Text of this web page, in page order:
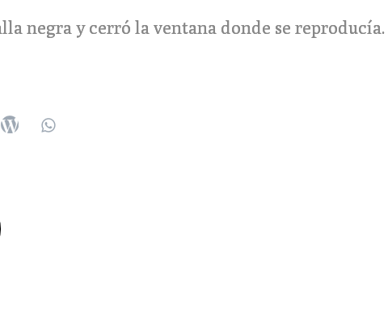
negra y cerró la ventana donde se reproducía.